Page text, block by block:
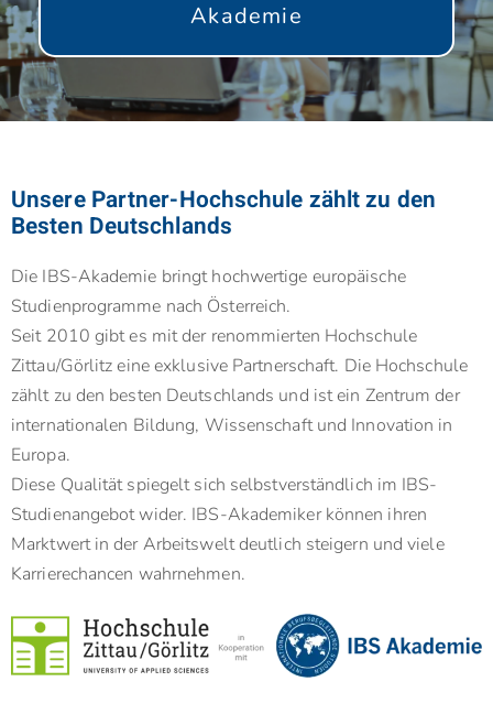
Akademie
GLEICH ANMELDEN!
Unsere Partner-Hochschule zählt zu den
Besten Deutschlands
Die IBS-Akademie bringt hochwertige europäische
Studienprogramme nach Österreich.
Seit 2010 gibt es mit der renommierten Hochschule
Zittau/Görlitz eine exklusive Partnerschaft. Die Hochschule
zählt zu den besten Deutschlands und ist ein Zentrum der
internationalen Bildung, Wissenschaft und Innovation in
Europa.
Diese Qualität spiegelt sich selbstverständlich im IBS-
Studienangebot wider. IBS-Akademiker können ihren
Marktwert in der Arbeitswelt deutlich steigern und viele
Karrierechancen wahrnehmen.